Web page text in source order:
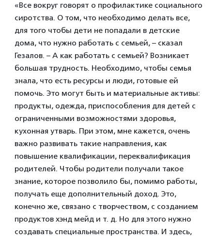
«Все вокруг говорят о профилактике социального
сиротства. О том, что необходимо делать все,
для того чтобы дети не попадали в детские
дома, что нужно работать с семьей, – сказал
Гезалов. – А как работать с семьей? Возникает
большая трудность. Необходимо, чтобы семья
знала, что есть ресурсы и люди, готовые ей
помочь. Это могут быть и материальные активы:
продукты, одежда, приспособления для детей с
ограниченными возможностями здоровья,
кухонная утварь. При этом, мне кажется, очень
важно развивать такие направления, как
повышение квалификации, переквалификация
родителей. Чтобы родители получали такое
знание, которое позволило бы, помимо работы,
получать еще дополнительный доход. Это,
конечно же, связано с творчеством, с созданием
продуктов хэнд мейд и т. д. Но для этого нужно
создавать специальные пространства. И здесь,